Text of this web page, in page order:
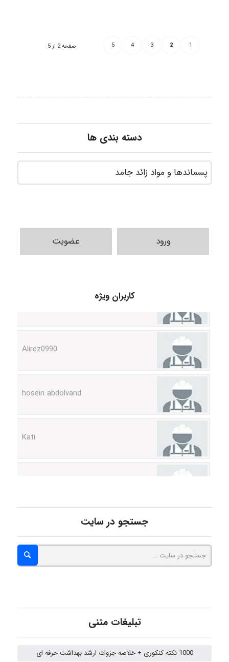
صفحه 2 از 5 1
2
3
4
5
دسته بندی ها
ورود عضویت
کاربران ویژه
Iman Hosseini
جستجو در سایت
تبلیغات متنی
1000 نکته کنکوری + خلاصه جزوات ارشد بهداشت حرفه ای